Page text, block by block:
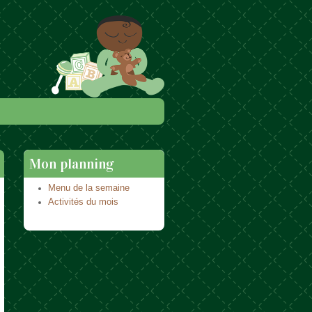
Mon planning
Menu de la semaine
Activités du mois